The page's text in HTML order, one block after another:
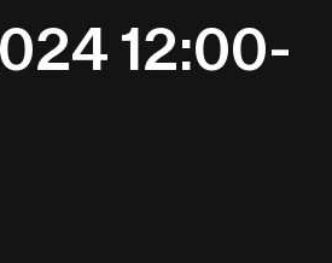
12:00-